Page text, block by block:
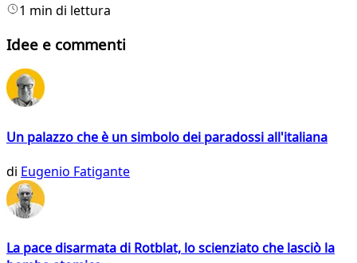
1 min di lettura
Idee e commenti
Un palazzo che è un simbolo dei paradossi all'italiana
di Eugenio Fatigante
La pace disarmata di Rotblat, lo scienziato che lasciò la